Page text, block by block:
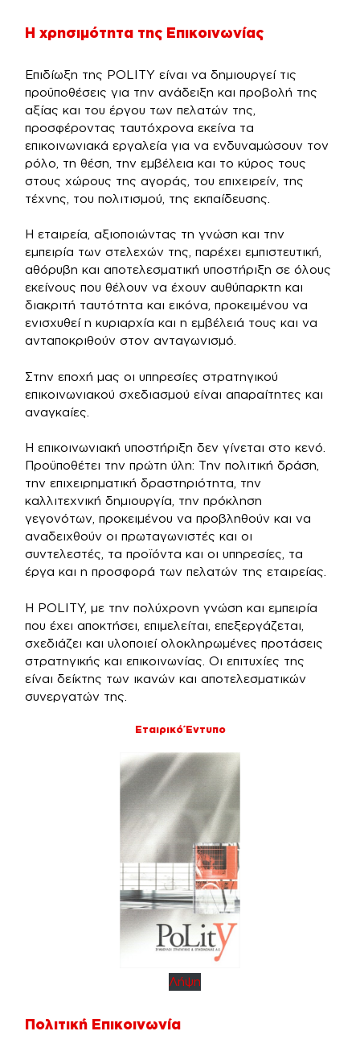
Η χρησιμότητα της Επικοινωνίας
Επιδίωξη της POLITY είναι να δημιουργεί τις
προϋποθέσεις για την ανάδειξη και προβολή της
αξίας και του έργου των πελατών της,
προσφέροντας ταυτόχρονα εκείνα τα
επικοινωνιακά εργαλεία για να ενδυναμώσουν τον
ρόλο, τη θέση, την εμβέλεια και το κύρος τους
στους χώρους της αγοράς, του επιχειρείν, της
τέχνης, του πολιτισμού, της εκπαίδευσης.
Η εταιρεία, αξιοποιώντας τη γνώση και την
εμπειρία των στελεχών της, παρέχει εμπιστευτική,
αθόρυβη και αποτελεσματική υποστήριξη σε όλους
εκείνους που θέλουν να έχουν αυθύπαρκτη και
διακριτή ταυτότητα και εικόνα, προκειμένου να
ενισχυθεί η κυριαρχία και η εμβέλειά τους και να
ανταποκριθούν στον ανταγωνισμό.
Στην εποχή μας οι υπηρεσίες στρατηγικού
επικοινωνιακού σχεδιασμού είναι απαραίτητες και
αναγκαίες.
Η επικοινωνιακή υποστήριξη δεν γίνεται στο κενό.
Προϋποθέτει την πρώτη ύλη: Την πολιτική δράση,
την επιχειρηματική δραστηριότητα, την
καλλιτεχνική δημιουργία, την πρόκληση
γεγονότων, προκειμένου να προβληθούν και να
αναδειχθούν οι πρωταγωνιστές και οι
συντελεστές, τα προϊόντα και οι υπηρεσίες, τα
έργα και η προσφορά των πελατών της εταιρείας.
Η POLITY, με την πολύχρονη γνώση και εμπειρία
που έχει αποκτήσει, επιμελείται, επεξεργάζεται,
σχεδιάζει και υλοποιεί ολοκληρωμένες προτάσεις
στρατηγικής και επικοινωνίας. Οι επιτυχίες της
είναι δείκτης των ικανών και αποτελεσματικών
συνεργατών της.
Εταιρικό Έντυπο
Λήψη
Πολιτική Επικοινωνία